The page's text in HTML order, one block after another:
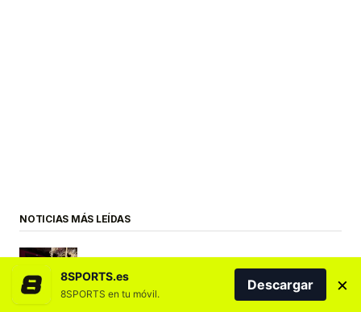
NOTICIAS MÁS LEÍDAS
8SPORTS.es
8SPORTS en tu móvil.
Descargar ×